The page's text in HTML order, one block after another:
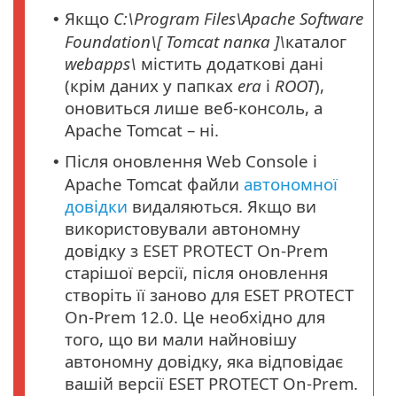
• Якщо C:\Program Files\Apache Software
Foundation\[ Tomcatпапка ]\каталог
webapps\ містить додаткові дані
(крім даних у папках era і ROOT),
оновиться лише веб-консоль, а
Apache Tomcat – ні.
• Після оновлення Web Console і
Apache Tomcat файли автономної
довідки видаляються. Якщо ви
використовували автономну
довідку з ESET PROTECT On-Prem
старішої версії, після оновлення
створіть її заново для ESET PROTECT
On-Prem 12.0. Це необхідно для
того, що ви мали найновішу
автономну довідку, яка відповідає
вашій версії ESET PROTECT On-Prem.